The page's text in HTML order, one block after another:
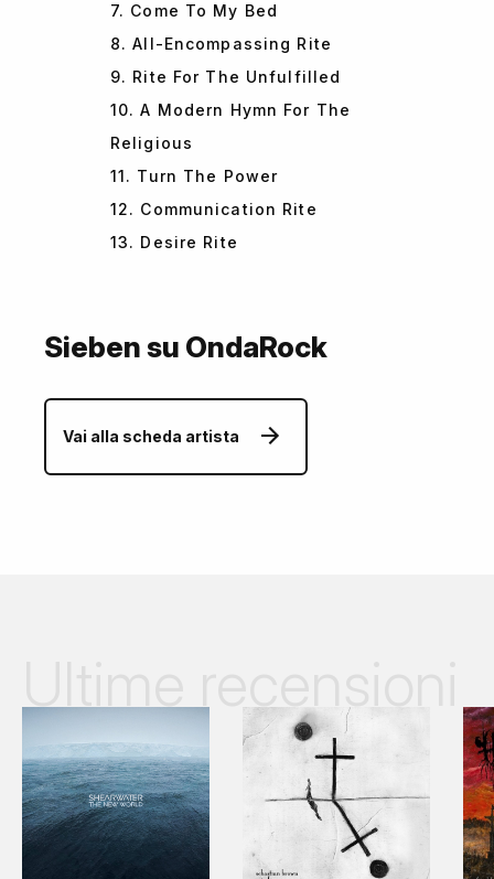
7. Come To My Bed
8. All-Encompassing Rite
9. Rite For The Unfulfilled
10. A Modern Hymn For The
Religious
11. Turn The Power
12. Communication Rite
13. Desire Rite
Sieben su OndaRock
Vai alla scheda artista